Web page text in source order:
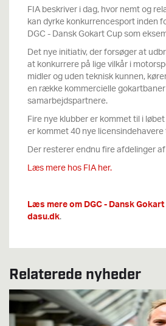
FIA beskriver i dag, hvor nemt og
kan dyrke konkurrencesport inden
DGC - Dansk Gokart Cup som
Det nye initiativ, der forsøger at
at konkurrere på lige vilkår i
midler og uden teknisk kunnen,
en række kommercielle
samarbejdspartnere.
Fire nye klubber er kommet til i
er kommet 40 nye
Der resterer endnu fire afdelinger
Læs mere hos FIA her.
Læs mere om DGC - Dansk
dasu.dk.
Relaterede nyheder